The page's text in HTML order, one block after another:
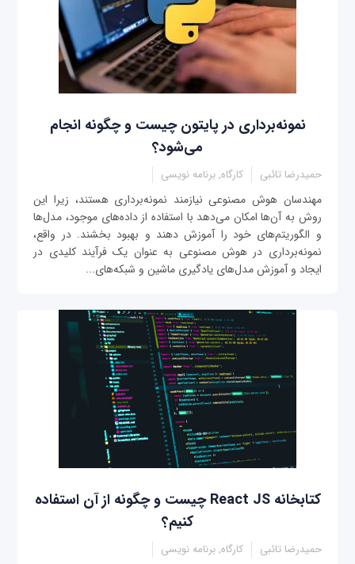
نمونه‌برداری در پایتون‌ چیست و چگونه انجام
می‌شود؟
حمیدرضا تائبی کارگاه, برنامه نویسی
مهندسان هوش مصنوعی نیازمند نمونه‌برداری هستند، زیرا این
روش به آن‌ها امکان می‌دهد با استفاده از داده‌های موجود، مدل‌ها
و الگوریتم‌های خود را آموزش دهند و بهبود بخشند. در واقع،
نمونه‌برداری در هوش مصنوعی به عنوان یک فرآیند کلیدی در
ایجاد و آموزش مدل‌های یادگیری ماشین و شبکه‌های...
کتابخانه React JS چیست و چگونه از آن استفاده
کنیم؟
حمیدرضا تائبی کارگاه, برنامه نویسی